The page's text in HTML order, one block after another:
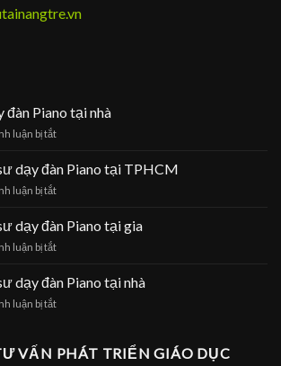
đàn Piano tại nhà
luận bị tắtở
đàn
tại
dạy đàn Piano tại TPHCM
luận bị tắtở
gia
dạy
Piano
dạy đàn Piano tại gia
luận bị tắtở
gia
dạy
tại
dạy đàn Piano tại nhà
luận bị tắtở
sư
VẤN PHÁT TRIỂN GIÁO DỤC